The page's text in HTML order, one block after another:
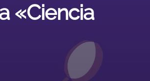
«Ciencia